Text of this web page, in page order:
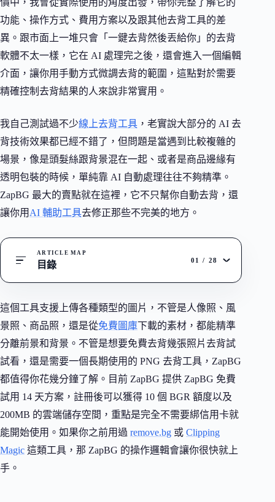
價中，我會從實際使用的角度出發，帶你完整了解它的
功能、操作方式、費用方案以及跟其他去背工具的差
異。跟市面上一堆只會「一鍵去背然後丟給你」的去背
軟體不太一樣，它在 AI 處理完之後，還會進入一個編輯
介面，讓你用手動方式微調去背的範圍，這點對於需要
精確控制去背結果的人來說非常實用。
我自己測試過不少線上去背工具 ，老實說大部分的 AI 去
背技術效果都已經不錯了，但問題是當遇到比較複雜的
場景，像是頭髮絲跟背景混在一起、或者是商品邊緣有
透明包裝的時候，單純靠 AI 自動處理往往不夠精準。
ZapBG 最大的賣點就在這裡，它不只幫你自動去背，還
讓你用 AI 輔助工具去修正那些不完美的地方。
ARTICLE MAP
目錄 01 / 28
這個工具支援上傳各種類型的圖片，不管是人像照、風
景照、商品照，還是從免費圖庫下載的素材，都能精準
分離前景和背景。不管是想要免費去背幾張照片去背試
試看，還是需要一個長期使用的 PNG 去背工具，ZapBG
都值得你花幾分鐘了解。目前 ZapBG 提供 ZapBG 免費
試用 14 天方案，註冊後可以獲得 10 個 BGR 額度以及
200MB 的雲端儲存空間，重點是完全不需要綁信用卡就
能開始使用。如果你之前用過 remove.bg 或 Clipping
Magic 這類工具，那 ZapBG 的操作邏輯會讓你很快就上
手。